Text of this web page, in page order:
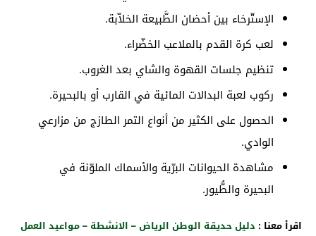
الإستّرخاء بين أحضان الطَّبيعة الخلاّبة.
لعب كرة القدم بالملاعب الخضّراء.
تنظيم جلسات القهوة والشاي بعد الغروب.
ركوب لعبة البدالات المائية في القارب أو بالبحيرة.
الحصول على الكثير من أنواع التمر الطازج من مزارعي
الوادي.
مشاهدة الحيوانات البرّية والأسماك الملوّنة في
البحيرة والطُّيور.
اقرأ معنا : دليل حديقة الوطن الرياض – الانشطة – مواعيد العمل